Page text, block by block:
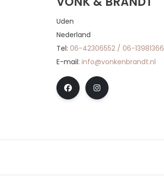
Uden
Nederland
Tel: 06-42306552 / 06-13981366
E-mail: info@vonkenbrandt.nl